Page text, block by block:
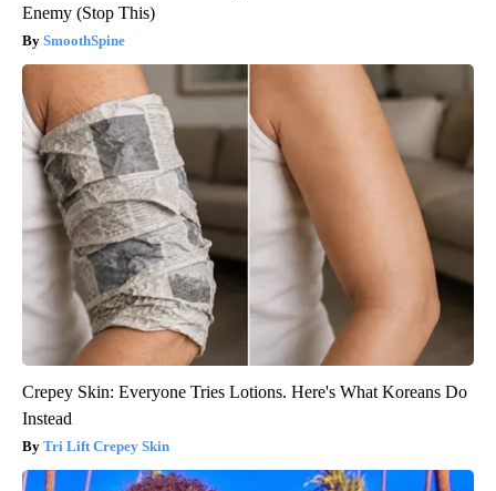
Enemy (Stop This)
SmoothSpine
Crepey Skin: Everyone Tries Lotions. Here's What Koreans Do
Instead
Tri Lift Crepey Skin